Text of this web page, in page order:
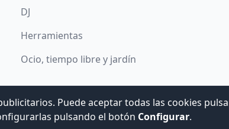
DJ
Herramientas
Ocio, tiempo libre y jardín
-2026 Hogar Digital e Inmótica Ingenieros, S.L.
Puede aceptar todas las cookies
pulsando el botón Configurar.